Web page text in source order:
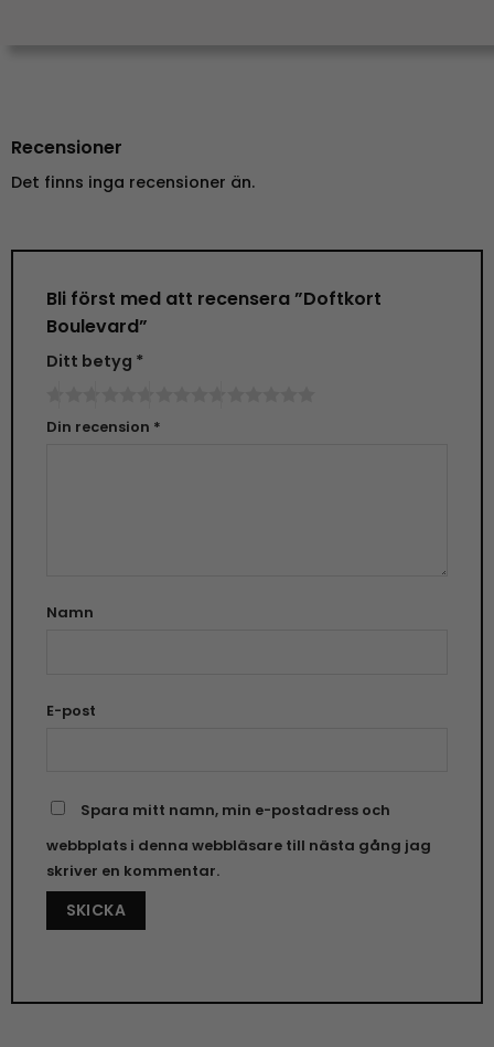
Recensioner
Det finns inga recensioner än.
Bli först med att recensera ”Doftkort
Boulevard”
Ditt betyg *
Din recension *
Namn
E-post
Spara mitt namn, min e-postadress och
webbplats i denna webbläsare till nästa gång jag
skriver en kommentar.